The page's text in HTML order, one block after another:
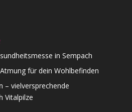
in Sempach
für dein Wohlbefinden
– vielversprechende
Vitalpilze